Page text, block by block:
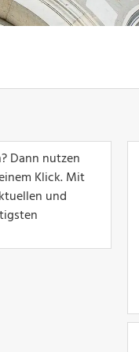
Dann nutzen
Klick. Mit
und